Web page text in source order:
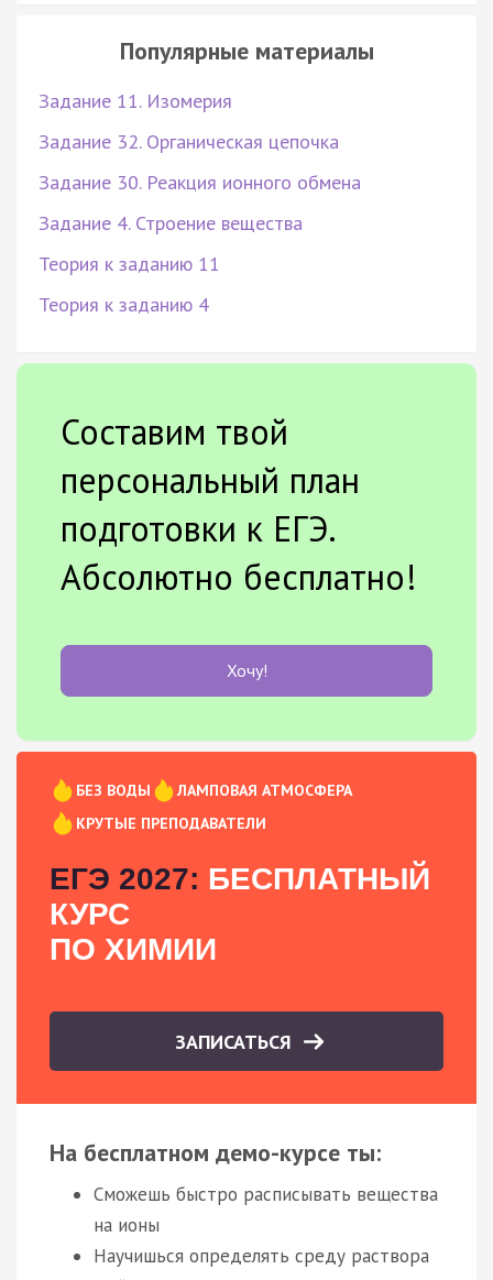
Популярные материалы
Задание 11. Изомерия
Задание 32. Органическая цепочка
Задание 30. Реакция ионного обмена
Задание 4. Строение вещества
Теория к заданию 11
Теория к заданию 4
Составим твой
персональный план
подготовки к ЕГЭ.
Абсолютно бесплатно!
Хочу!
БЕЗ ВОДЫ
ЛАМПОВАЯ АТМОСФЕРА
КРУТЫЕ ПРЕПОДАВАТЕЛИ
ЕГЭ 2027: БЕСПЛАТНЫЙ
КУРС
ПО ХИМИИ
ЗАПИСАТЬСЯ
На бесплатном демо-курсе ты:
Сможешь быстро расписывать вещества
на ионы
Научишься определять среду раствора